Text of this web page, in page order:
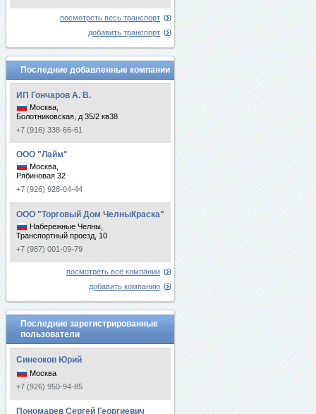
посмотреть весь транспорт
добавить транспорт
Последние добавленные компании
ИП Гончаров А. В.
Москва,
Болотниковская, д 35/2 кв38
+7 (916) 338-66-61
ООО "Лайм"
Москва,
Рябиновая 32
+7 (926) 928-04-44
ООО "Торговый Дом ЧелныКраска"
Набережные Челны,
Транспортный проезд, 10
+7 (987) 001-09-79
посмотреть все компании
добавить компанию
Последние зарегистрированные
пользователи
Синеоков Юрий
Москва
+7 (926) 950-94-85
Пономарев Сергей Георгиевич